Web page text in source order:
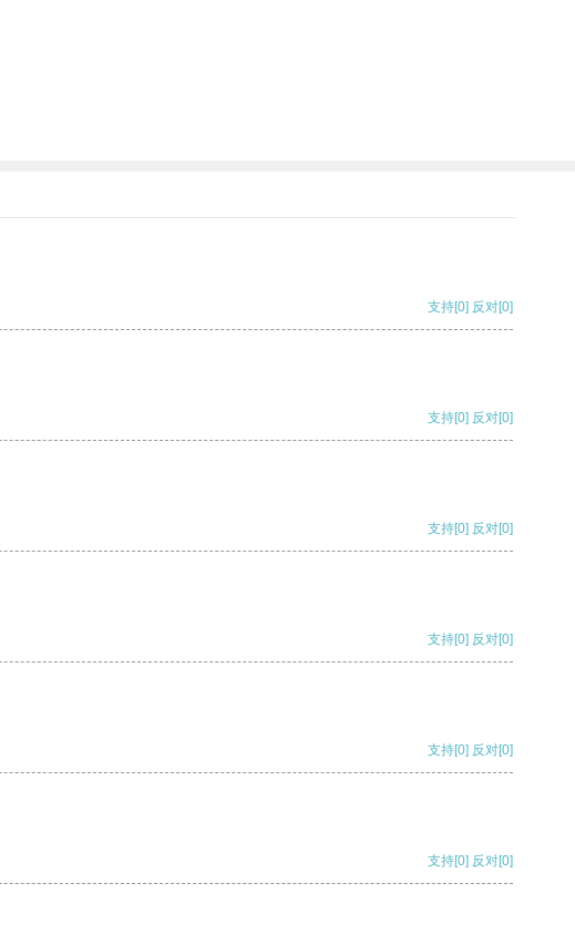
支持[0] 反对[0]
支持[0] 反对[0]
支持[0] 反对[0]
支持[0] 反对[0]
支持[0] 反对[0]
支持[0] 反对[0]